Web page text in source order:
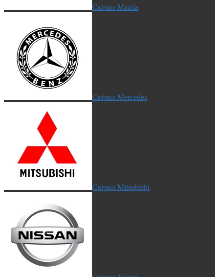
Свічки Mazda
Свічки Mercedes
Свічки Mitsubishi